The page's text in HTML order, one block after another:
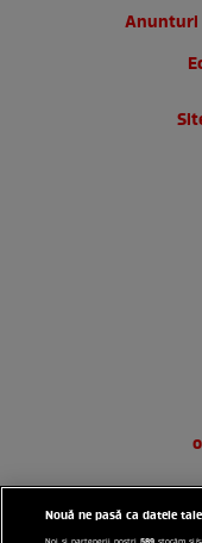
Anunturi
Nouă ne pasă ca datele